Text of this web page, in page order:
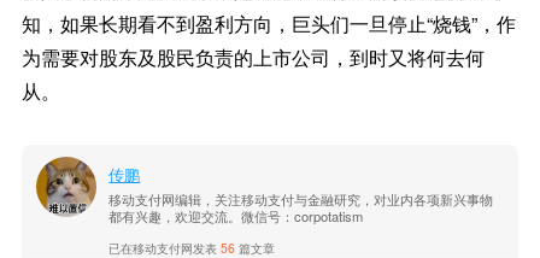
知，如果长期看不到盈利方向，巨头们一旦停止“烧钱”，作
为需要对股东及股民负责的上市公司，到时又将何去何
从。
传鹏
移动支付网编辑，关注移动支付与金融研究，对业内各项新兴事物
都有兴趣，欢迎交流。微信号：corpotatism
已在移动支付网发表56 篇文章